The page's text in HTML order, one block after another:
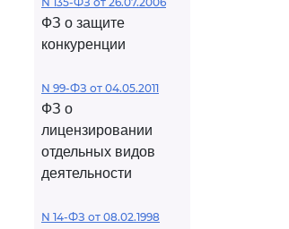
ФЗ о защите
конкуренции
N 99-ФЗ от 04.05.2011
ФЗ о
лицензировании
отдельных видов
деятельности
N 14-ФЗ от 08.02.1998